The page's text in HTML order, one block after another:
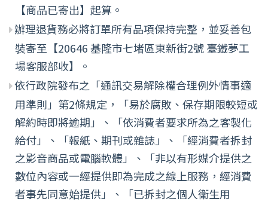
【商品已寄出】起算。
辦理退貨務必將訂單所有品項保持完整，並妥善包
裝寄至【20646 基隆市七堵區東新街2號 臺鐵夢工
場客服部收】。
依行政院發布之「通訊交易解除權合理例外情事適
用準則」第2條規定，「易於腐敗、保存期限較短或
解約時即將逾期」、「依消費者要求所為之客製化
給付」、「報紙、期刊或雜誌」、「經消費者拆封
之影音商品或電腦軟體」、「非以有形媒介提供之
數位內容或一經提供即為完成之線上服務，經消費
者事先同意始提供」、「已拆封之個人衛生用